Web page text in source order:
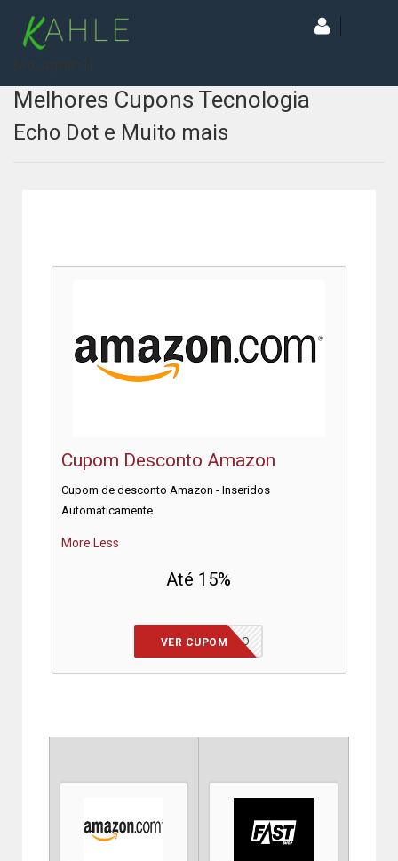
Melhores Cupons Tecnologia
Echo Dot e Muito mais
Cupom Desconto Amazon
Cupom de desconto Amazon - Inseridos
Automaticamente.
More Less
Até 15%
CUPOM INSERIDO
VER CUPOM